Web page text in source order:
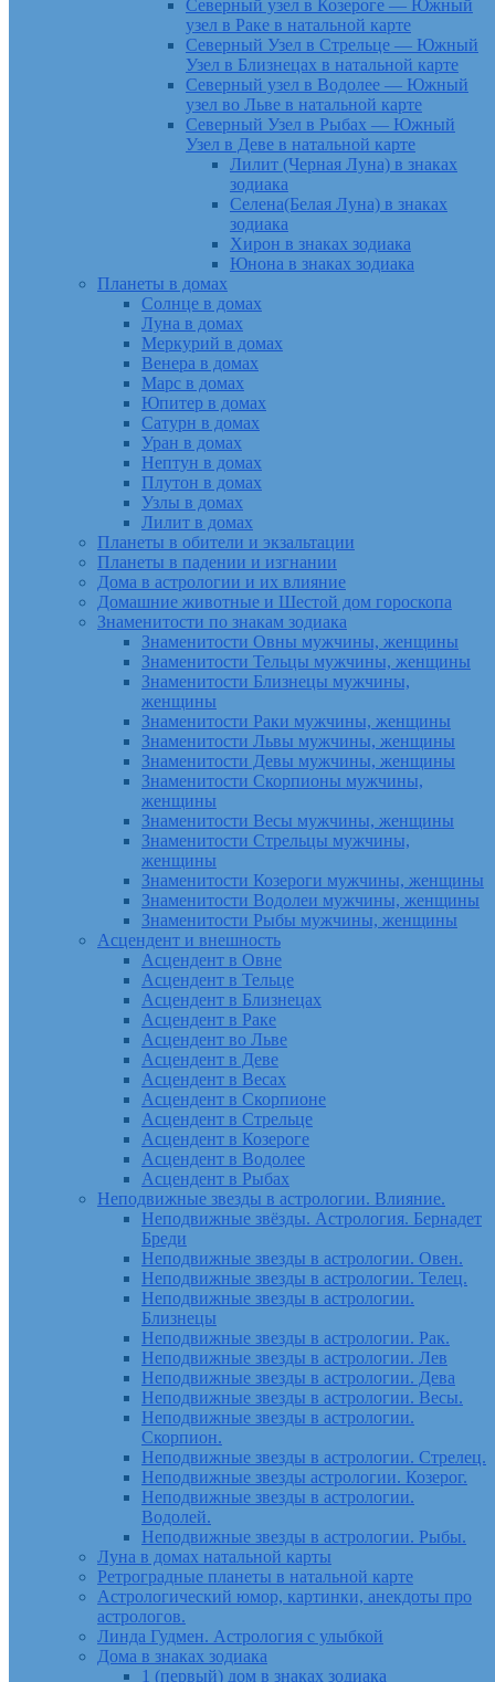
Северный узел в Козероге — Южный
узел в Раке в натальной карте
Северный Узел в Стрельце — Южный
Узел в Близнецах в натальной карте
Северный узел в Водолее — Южный
узел во Льве в натальной карте
Северный Узел в Рыбах — Южный
Узел в Деве в натальной карте
Лилит (Черная Луна) в знаках
зодиака
Селена(Белая Луна) в знаках
зодиака
Хирон в знаках зодиака
Юнона в знаках зодиака
Планеты в домах
Солнце в домах
Луна в домах
Меркурий в домах
Венера в домах
Марс в домах
Юпитер в домах
Сатурн в домах
Уран в домах
Нептун в домах
Плутон в домах
Узлы в домах
Лилит в домах
Планеты в обители и экзальтации
Планеты в падении и изгнании
Дома в астрологии и их влияние
Домашние животные и Шестой дом гороскопа
Знаменитости по знакам зодиака
Знаменитости Овны мужчины, женщины
Знаменитости Тельцы мужчины, женщины
Знаменитости Близнецы мужчины,
женщины
Знаменитости Раки мужчины, женщины
Знаменитости Львы мужчины, женщины
Знаменитости Девы мужчины, женщины
Знаменитости Скорпионы мужчины,
женщины
Знаменитости Весы мужчины, женщины
Знаменитости Стрельцы мужчины,
женщины
Знаменитости Козероги мужчины, женщины
Знаменитости Водолеи мужчины, женщины
Знаменитости Рыбы мужчины, женщины
Асцендент и внешность
Асцендент в Овне
Асцендент в Тельце
Асцендент в Близнецах
Асцендент в Раке
Асцендент во Льве
Асцендент в Деве
Асцендент в Весах
Асцендент в Скорпионе
Асцендент в Стрельце
Асцендент в Козероге
Асцендент в Водолее
Асцендент в Рыбах
Неподвижные звезды в астрологии. Влияние.
Неподвижные звёзды. Астрология. Бернадет
Бреди
Неподвижные звезды в астрологии. Овен.
Неподвижные звезды в астрологии. Телец.
Неподвижные звезды в астрологии.
Близнецы
Неподвижные звезды в астрологии. Рак.
Неподвижные звезды в астрологии. Лев
Неподвижные звезды в астрологии. Дева
Неподвижные звезды в астрологии. Весы.
Неподвижные звезды в астрологии.
Скорпион.
Неподвижные звезды в астрологии. Стрелец.
Неподвижные звезды астрологии. Козерог.
Неподвижные звезды в астрологии.
Водолей.
Неподвижные звезды в астрологии. Рыбы.
Луна в домах натальной карты
Ретроградные планеты в натальной карте
Астрологический юмор, картинки, анекдоты про
астрологов.
Линда Гудмен. Астрология с улыбкой
Дома в знаках зодиака
1 (первый) дом в знаках зодиака